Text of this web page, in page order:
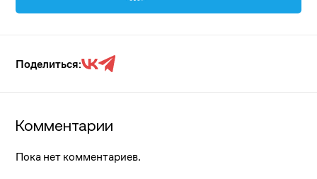
Поделиться:
Комментарии
Пока нет комментариев.